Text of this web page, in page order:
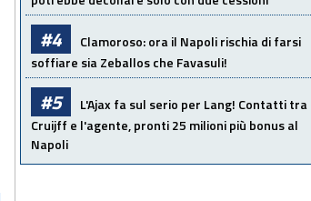
#4
Clamoroso: ora il Napoli rischia di farsi
soffiare sia Zeballos che Favasuli!
#5
L'Ajax fa sul serio per Lang! Contatti tra
Cruijff e l'agente, pronti 25 milioni più bonus al
Napoli